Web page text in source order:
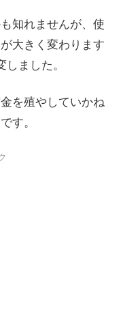
知れませんが、使
大きく変わります
ました。
を殖やしていかね
す。